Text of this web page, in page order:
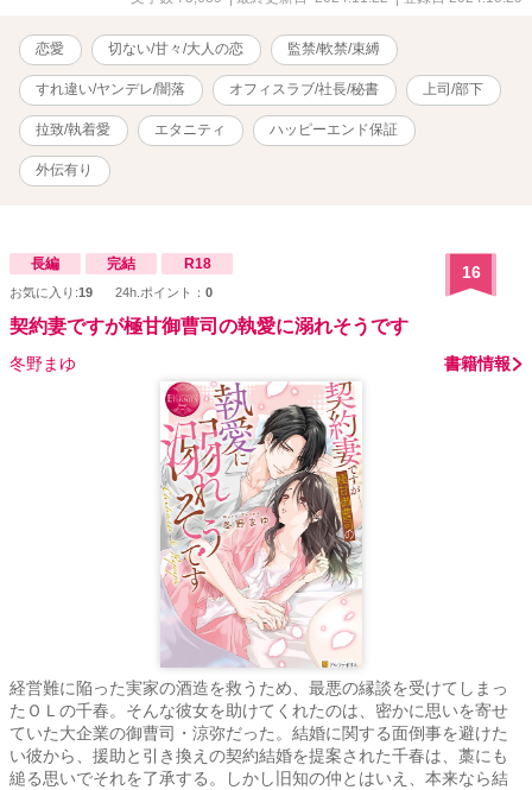
恋愛 切ない/甘々/大人の恋 監禁/軟禁/束縛
すれ違い/ヤンデレ/闇落 オフィスラブ/社長/秘書 上司/部下
拉致/執着愛 エタニティ ハッピーエンド保証
外伝有り
長編 完結 R18
お気に入り:19 24h.ポイント： 0
16
契約妻ですが極甘御曹司の執愛に溺れそうです
冬野まゆ 書籍情報
経営難に陥った実家の酒造を救うため、最悪の縁談を受けてしまっ
たＯＬの千春。そんな彼女を助けてくれたのは、密かに思いを寄せ
ていた大企業の御曹司・涼弥だった。結婚に関する面倒事を避けた
い彼から、援助と引き換えの契約結婚を提案された千春は、藁にも
縋る思いでそれを了承する。しかし旧知の仲とはいえ、本来なら結